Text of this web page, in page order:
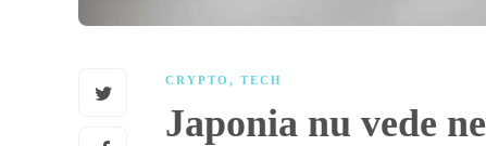
CRYPTO , TECH
Japonia nu vede